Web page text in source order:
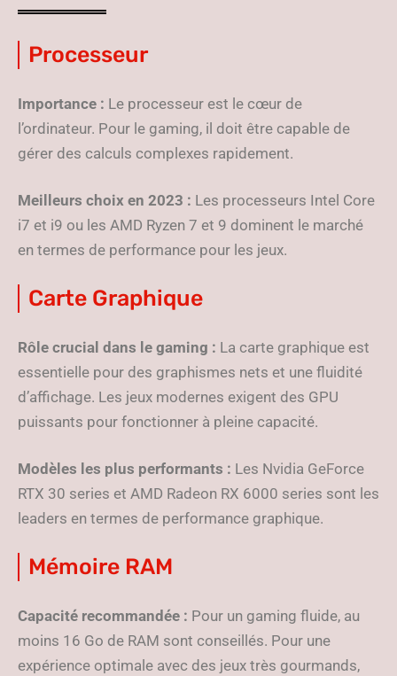
Processeur
Importance : Le processeur est le cœur de
l’ordinateur. Pour le gaming, il doit être capable de
gérer des calculs complexes rapidement.
Meilleurs choix en 2023 : Les processeurs Intel Core
i7 et i9 ou les AMD Ryzen 7 et 9 dominent le marché
en termes de performance pour les jeux.
Carte Graphique
Rôle crucial dans le gaming : La carte graphique est
essentielle pour des graphismes nets et une fluidité
d’affichage. Les jeux modernes exigent des GPU
puissants pour fonctionner à pleine capacité.
Modèles les plus performants : Les Nvidia GeForce
RTX 30 series et AMD Radeon RX 6000 series sont les
leaders en termes de performance graphique.
Mémoire RAM
Capacité recommandée : Pour un gaming fluide, au
moins 16 Go de RAM sont conseillés. Pour une
expérience optimale avec des jeux très gourmands,